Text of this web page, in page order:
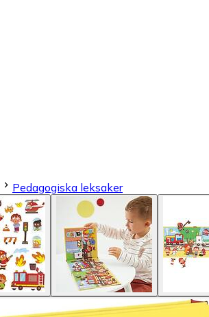
Pedagogiska leksaker